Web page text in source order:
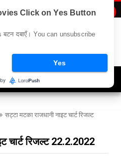
सट्टा मटका राजधानी नाइट चार्ट रिजल्ट
चार्ट रिजल्ट 22.2.2022
Click on Yes Button
दबाएँ। You can unsubscribe
Yes